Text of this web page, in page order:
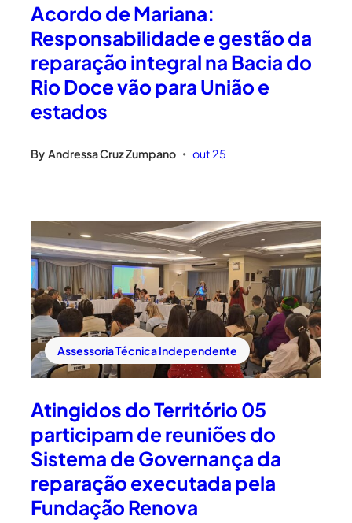
Acordo de Mariana:
Responsabilidade e gestão da
reparação integral na Bacia do
Rio Doce vão para União e
estados
By Andressa Cruz Zumpano • out 25
Assessoria Técnica Independente
Atingidos do Território 05
participam de reuniões do
Sistema de Governança da
reparação executada pela
Fundação Renova